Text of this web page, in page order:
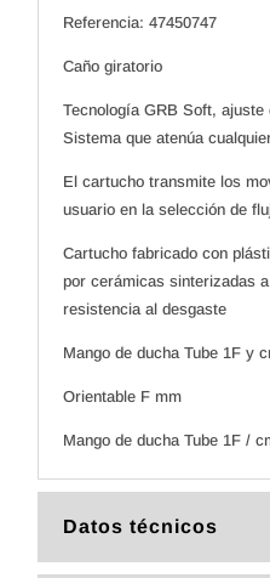
Referencia: 47450747
Caño giratorio
Tecnología GRB Soft,
Sistema que atenúa
El cartucho transmite los
usuario en la selección de
Cartucho fabricado con
por cerámicas sinterizadas
resistencia al desgaste
Mango de ducha Tube 1F y
Orientable F mm
Mango de ducha Tube 1F /
Datos técnicos